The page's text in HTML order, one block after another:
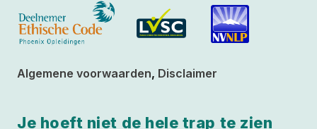
Algemene voorwaarden, Disclaimer
Je hoeft niet de hele trap te zien